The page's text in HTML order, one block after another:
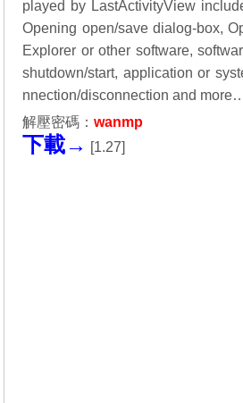
played by LastActivityView
Opening open/save dialog-box,
Explorer or other software,
shutdown/start, application or
nnection/disconnection and
解壓密碼：wanmp
下載→ [1.27]